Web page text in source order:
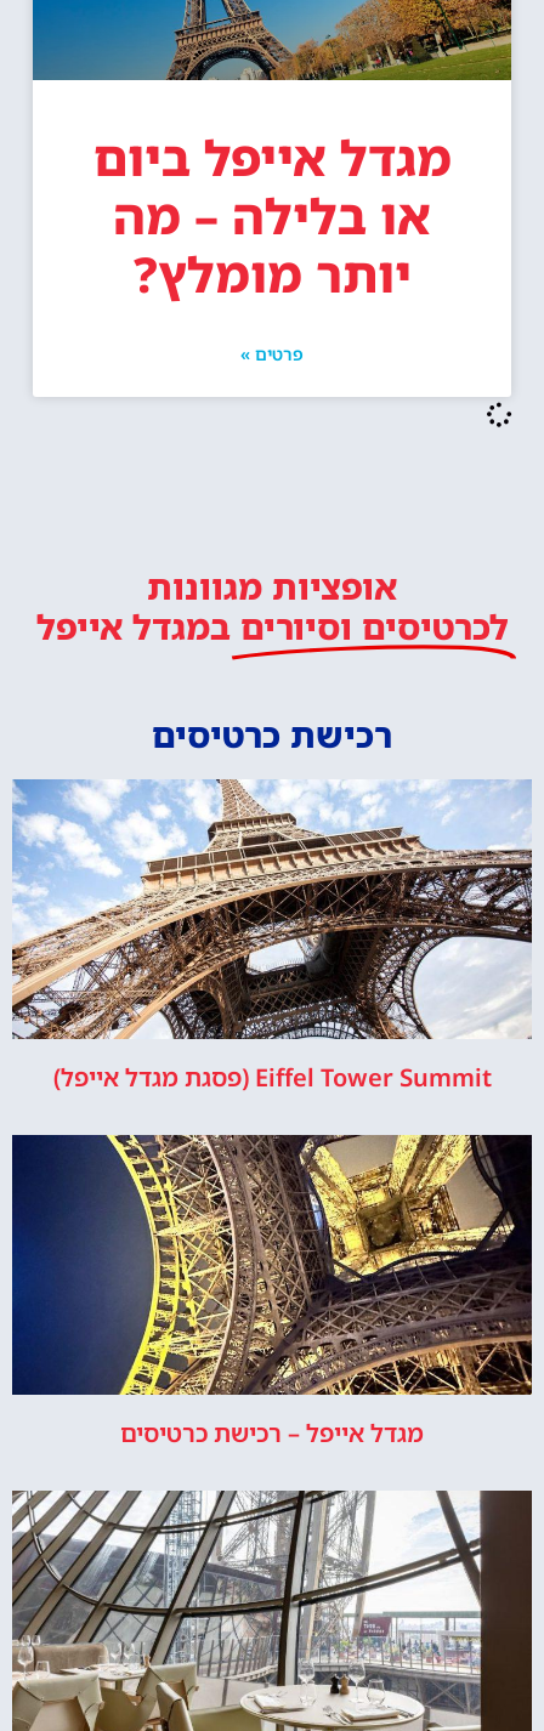
מגדל אייפל ביום
או בלילה – מה
יותר מומלץ?
פרטים »
אופציות מגוונות
לכרטיסים וסיורים במגדל אייפל
רכישת כרטיסים
Eiffel Tower Summit (פסגת מגדל אייפל)
מגדל אייפל – רכישת כרטיסים